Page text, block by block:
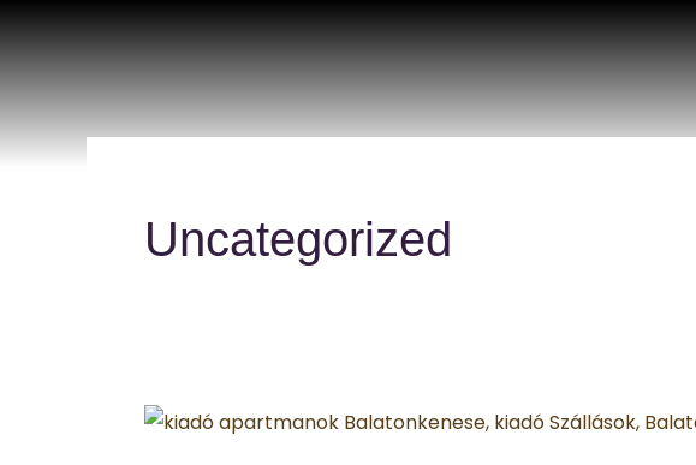
Skip
to
content
Uncategorized
Balatonkenese